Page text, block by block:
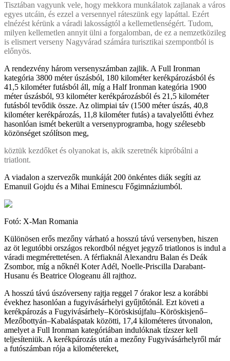
Tisztában vagyunk vele, hogy mekkora munkálatok zajlanak a város
egyes utcáin, és ezzel a versennyel ráteszünk egy lapáttal. Ezért
elnézést kérünk a váradi lakosságtól a kellemetlenségért. Tudom,
milyen kellemetlen annyit ülni a forgalomban, de ez a nemzetközileg
is elismert verseny Nagyvárad számára turisztikai szempontból is
előnyös.
A rendezvény három versenyszámban zajlik. A Full Ironman
kategória 3800 méter úszásból, 180 kilométer kerékpározásból és
41,5 kilométer futásból áll, míg a Half Ironman kategória 1900
méter úszásból, 93 kilométer kerékpározásból és 21,5 kilométer
futásból tevődik össze. Az olimpiai táv (1500 méter úszás, 40,8
kilométer kerékpározás, 11,8 kilométer futás) a tavalyelőtti évhez
hasonlóan ismét bekerült a versenyprogramba, hogy szélesebb
közönséget szólítson meg,
köztük kezdőket és olyanokat is, akik szeretnék kipróbálni a
triatlont.
A viadalon a szervezők munkáját 200 önkéntes diák segíti az
Emanuil Gojdu és a Mihai Eminescu Főgimnáziumból.
Fotó: X-Man Romania
Különösen erős mezőny várható a hosszú távú versenyben, hiszen
az öt legutóbbi országos rekordból négyet jegyző triatlonos is indul a
váradi megmérettetésen. A férfiaknál Alexandru Balan és Deák
Zsombor, míg a nőknél Koter Adél, Noelle-Priscilla Darabant-
Husanu és Beatrice Ologeanu áll rajthoz.
A hosszú távú úszóverseny rajtja reggel 7 órakor lesz a korábbi
évekhez hasonlóan a fugyivásárhelyi gyűjtőtónál. Ezt követi a
kerékpározás a Fugyivásárhely–Köröskisújfalu–Köröskisjenő–
Mezőbottyán–Kabaláspatak közötti, 17,4 kilométeres útvonalon,
amelyet a Full Ironman kategóriában indulóknak tízszer kell
teljesíteniük. A kerékpározás után a mezőny Fugyivásárhelyről már
a futószámban rója a kilométereket,